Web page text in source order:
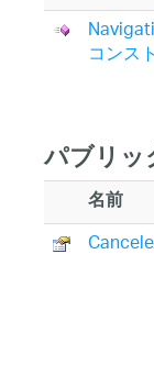
コンス
パブリッ
名前